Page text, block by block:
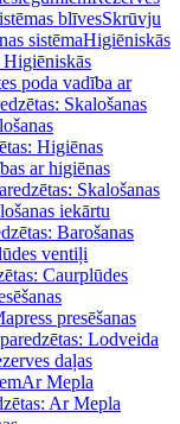
blīvesSkrūvju
sistēmaHigiēniskās
Higiēniskās
poda vadība ar
Skalošanas
Higiēnas
ar higiēnas
Skalošanas
iekārtu
Barošanas
ventiļi
Caurplūdes
presēšanas
Lodveida
daļas
Ar Mepla
Ar Mepla